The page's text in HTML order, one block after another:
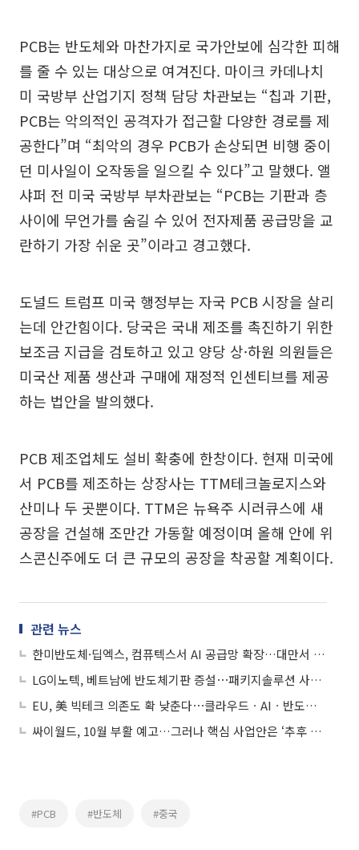
PCB는 반도체와 마찬가지로 국가안보에 심각한 피해
를 줄 수 있는 대상으로 여겨진다. 마이크 카데나치
미 국방부 산업기지 정책 담당 차관보는 “칩과 기판,
PCB는 악의적인 공격자가 접근할 다양한 경로를 제
공한다”며 “최악의 경우 PCB가 손상되면 비행 중이
던 미사일이 오작동을 일으킬 수 있다”고 말했다. 앨
샤퍼 전 미국 국방부 부차관보는 “PCB는 기판과 층
사이에 무언가를 숨길 수 있어 전자제품 공급망을 교
란하기 가장 쉬운 곳”이라고 경고했다.
도널드 트럼프 미국 행정부는 자국 PCB 시장을 살리
는데 안간힘이다. 당국은 국내 제조를 촉진하기 위한
보조금 지급을 검토하고 있고 양당 상·하원 의원들은
미국산 제품 생산과 구매에 재정적 인센티브를 제공
하는 법안을 발의했다.
PCB 제조업체도 설비 확충에 한창이다. 현재 미국에
서 PCB를 제조하는 상장사는 TTM테크놀로지스와
산미나 두 곳뿐이다. TTM은 뉴욕주 시러큐스에 새
공장을 건설해 조만간 가동할 예정이며 올해 안에 위
스콘신주에도 더 큰 규모의 공장을 착공할 계획이다.
관련 뉴스
한미반도체·딥엑스, 컴퓨텍스서 AI 공급망 확장…대만서 빛난 韓기업
LG이노텍, 베트남에 반도체기판 증설⋯패키지솔루션 사업 3조 육성 드라이브
EU, 美 빅테크 의존도 확 낮춘다⋯클라우드ㆍAIㆍ반도체 독립 추진
싸이월드, 10월 부활 예고…그러나 핵심 사업안은 ‘추후 공개’
#PCB #반도체 #중국